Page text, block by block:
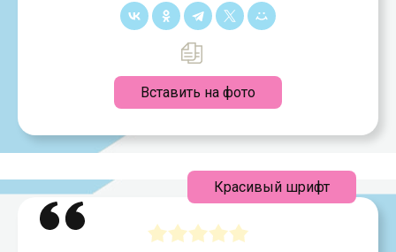
Вставить на фото
Красивый шрифт